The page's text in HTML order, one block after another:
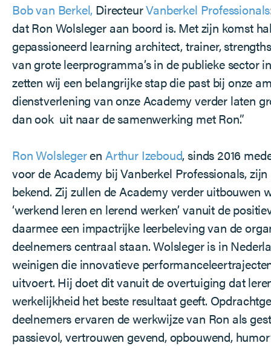
Bob van Berkel, DirecteurVanberkel Professionals
dat Ron Wolsleger aan boord is. Met zijn komst
gepassioneerd learning architect, trainer,
van grote leerprogramma’s in de publieke sector
zetten wij een belangrijke stap die past bij onze
dienstverlening van onze Academy verder laten
dan ookuit naar de samenwerking met Ron.”
Ron Wolslegeren Arthur Izeboud, sinds 2016
voor de Academy bij Vanberkel Professionals,
bekend. Zij zullen de Academy verder uitbouwen
‘werkend leren en lerend werken’ vanuit de
daarmee een impactrijke leerbeleving van de
deelnemers centraal staan. Wolsleger is in
weinigen die innovatieve
uitvoert. Hij doet dit vanuit de overtuiging dat
werkelijkheid het beste resultaat geeft.
deelnemers ervaren de werkwijze van Ron als
passievol, vertrouwen gevend, opbouwend,